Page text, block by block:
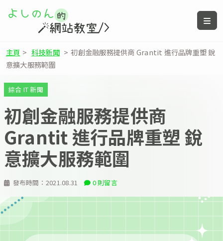
主頁 > 科技新聞 > 初創金融服務提供商 Grantit 進行品牌重塑 銳
意擴大服務範圍
發布時間： 2021.08.31 0 則留言
綜合 IT 新聞
初創金融服務提供商
Grantit 進行品牌重塑 銳
意擴大服務範圍